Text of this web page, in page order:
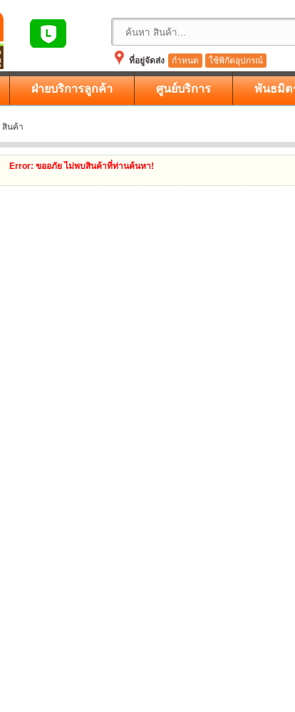
ที่อยู่จัดส่ง
กำหนด ใช้พิกัดอุปกรณ์
ฝ่ายบริการลูกค้า ศูนย์บริการ พันธมิต
สินค้า
Error: ขออภัย ไม่พบสินค้าที่ท่านค้นหา!